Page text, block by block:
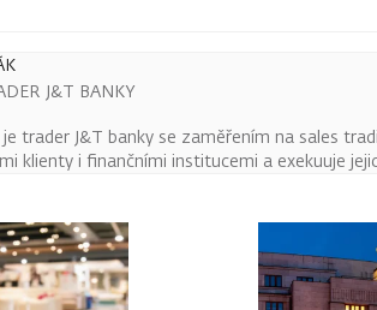
J&T BANKY
je trader J&T banky se zaměřením na sales
klienty i finančními institucemi a exekuuje